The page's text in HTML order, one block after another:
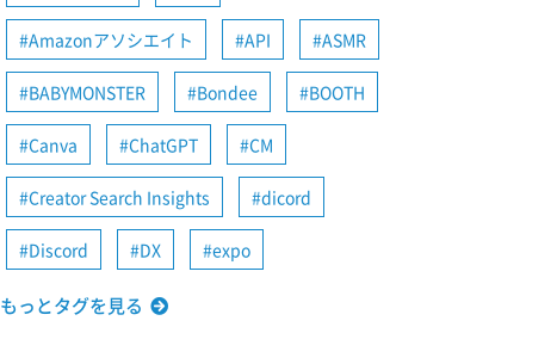
Amazonアソシエイト API ASMR
BABYMONSTER Bondee BOOTH
Canva ChatGPT CM
Creator Search Insights dicord
Discord DX expo
もっとタグを見る